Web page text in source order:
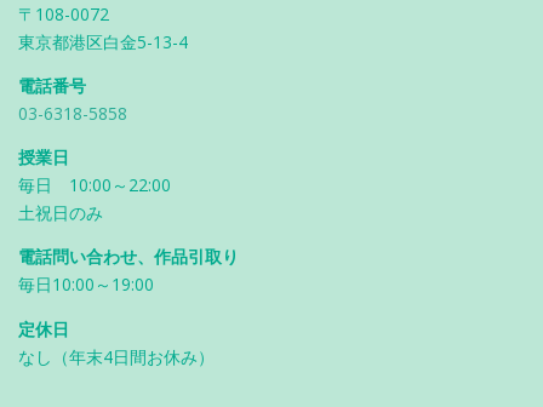
〒108-0072
東京都港区白金5-13-4
電話番号
03-6318-5858
授業日
毎日 10:00～22:00
土祝日のみ
電話問い合わせ、作品引取り
毎日10:00～19:00
定休日
なし（年末4日間お休み）